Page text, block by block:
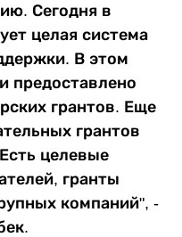
Сегодня в
целая система
В этом
предоставлено
грантов. Еще
грантов
целевые
гранты
компаний", -